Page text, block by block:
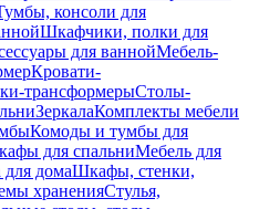
консоли для
Шкафчики, полки для
для ваннойМебель-
Кровати-
трансформерыСтолы-
ЗеркалаКомплекты мебели
Комоды и тумбы для
для спальниМебель для
домаШкафы, стенки,
храненияСтулья,